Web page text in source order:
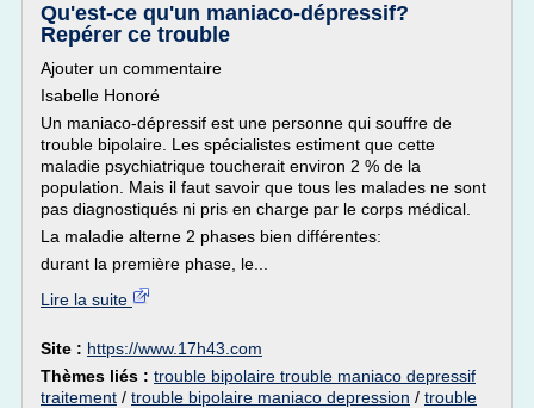
Qu'est-ce qu'un maniaco-dépressif?
Repérer ce trouble
Ajouter un commentaire
Isabelle Honoré
Un maniaco-dépressif est une personne qui souffre de
trouble bipolaire. Les spécialistes estiment que cette
maladie psychiatrique toucherait environ 2 % de la
population. Mais il faut savoir que tous les malades ne sont
pas diagnostiqués ni pris en charge par le corps médical.
La maladie alterne 2 phases bien différentes:
durant la première phase, le...
Lire la suite
Site : https://www.17h43.com
Thèmes liés : trouble bipolaire trouble maniaco depressif
traitement / trouble bipolaire maniaco depression / trouble